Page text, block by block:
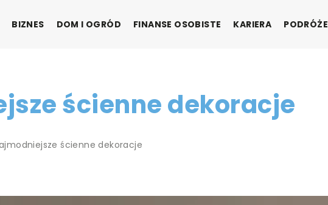
BIZNES DOM I OGRÓD FINANSE OSOBISTE KARIERA PODRÓŻE
ścienne dekoracje
ścienne dekoracje